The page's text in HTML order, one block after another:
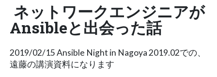
ネットワークエンジニアが
Ansibleと出会った話
2019/02/15 Ansible Night in Nagoya 2019.02での、
遠藤の講演資料になります